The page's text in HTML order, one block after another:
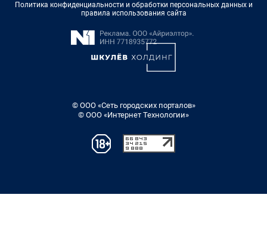
Политика конфиденциальности и обработки персональных данных и
правила использования сайта
© ООО «Сеть городских порталов»
© ООО «Интернет Технологии»